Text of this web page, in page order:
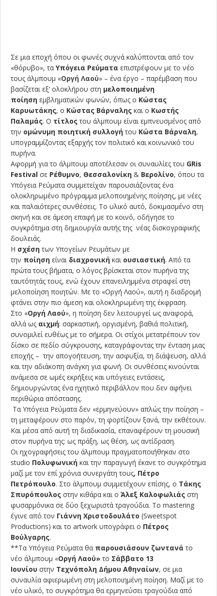
Σε μια εποχή όπου οι φωνές συχνά καλύπτονται από τον
«θόρυβο», ταΥπόγεια Ρεύματα επιστρέφουν με το νέο
τους άλμπουμ «Οργή Λαού» – ένα έργο – παρέμβαση που
βασίζεται εξ’ ολοκλήρου στη μελοποιημένη
ποίηση εμβληματικών φωνών, όπως ο Κώστας
Καρυωτάκης, ο Κώστας Βάρναλης και ο Κωστής
Παλαμάς. Ο τίτλος του άλμπουμ είναι εμπνευσμένος από
την ομώνυμη ποιητική συλλογή του Κώστα Βάρναλη,
υπογραμμίζοντας εξαρχής τον πολιτικό και κοινωνικό του
πυρήνα.
Αφορμή για το άλμπουμ αποτέλεσαν οι συναυλίες του GRis
Festival σε Ρέθυμνο, Θεσσαλονίκη & Βερολίνο, όπου τα
Υπόγεια Ρεύματα συμμετείχαν παρουσιάζοντας ένα
ολοκληρωμένο πρόγραμμα μελοποιημένης ποίησης, με νέες
και παλαιότερες συνθέσεις. Το υλικό αυτό, δοκιμασμένο στη
σκηνή και σε άμεση επαφή με το κοινό, οδήγησε το
συγκρότημα στη δημιουργία αυτής της νέας δισκογραφικής
δουλειάς.
Η σχέση των Υπογείων Ρευμάτων με
την ποίηση είναι διαχρονική και ουσιαστική. Από τα
πρώτα τους βήματα, ο λόγος βρίσκεται στον πυρήνα της
ταυτότητάς τους, ενώ έχουν επανειλημμένα στραφεί στη
μελοποίηση ποιητών. Με το «Οργή Λαού», αυτή η διαδρομή
φτάνει στην πιο άμεση και ολοκληρωμένη της έκφραση.
Στο «Οργή Λαού», η ποίηση δεν λειτουργεί ως αναφορά,
αλλά ως αιχμή: σαρκαστική, οργισμένη, βαθιά πολιτική,
συνομιλεί ευθέως με το σήμερα. Οι στίχοι μετατρέπουν τον
δίσκο σε πεδίο σύγκρουσης, καταγράφοντας την ένταση μιας
εποχής – την απογοήτευση, την ασφυξία, τη διάψευση, αλλά
και την αδιάκοπη ανάγκη για φωνή. Οι συνθέσεις κινούνται
ανάμεσα σε ωμές εκρήξεις και υπόγειες εντάσεις,
δημιουργώντας ένα ηχητικό περιβάλλον που δεν αφήνει
περιθώρια απόστασης.
Τα Υπόγεια Ρεύματα δεν «ερμηνεύουν» απλώς την ποίηση –
τη μεταφέρουν στο παρόν, τη φορτίζουν ξανά, την εκθέτουν.
Και μέσα από αυτή τη διαδικασία, επαναφέρουν τη μουσική
στον πυρήνα της: ως πράξη, ως θέση, ως αντίδραση.
Οι ηχογραφήσεις του άλμπουμ πραγματοποιήθηκαν στο
studio Πολυφωνική και την παραγωγή έκανε το συγκρότημα
μαζί με τον επί χρόνια συνεργάτη τους, Πέτρο
Πετρόπουλο. Στο άλμπουμ συμμετέχουν επίσης, ο Τάκης
Σπυρόπουλος στην κιθάρα και οΆλεξ Καλοφωλιάς στη
φυσαρμόνικα σε δύο ξεχωριστά τραγούδια. Το mastering
έγινε από τον Γιάννη Χριστοδουλάτο (Sweetspot
Productions) και το artwork υπογράφει ο Πέτρος
Βούλγαρης.
**Τα Υπόγεια Ρεύματα θα παρουσιάσουν ζωντανά το
νέο άλμπουμ «Οργή Λαού» το Σάββατο 13
Ιουνίου στην Τεχνόπολη Δήμου Αθηναίων, σε μια
συναυλία αφιερωμένη στη μελοποιημένη ποίηση. Μαζί με το
νέο υλικό, το συγκρότημα θα ερμηνεύσει τραγούδια από